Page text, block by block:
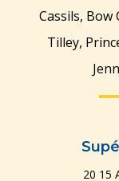
Cassils, Bow
Tilley,
20 15